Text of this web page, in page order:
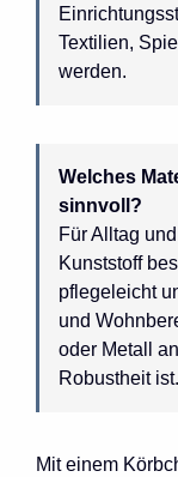
Textilien,
werden.
Welches
sinnvoll?
Für Alltag
Kunststoff
pflegeleicht
und
oder Metall
Robustheit ist.
Mit einem